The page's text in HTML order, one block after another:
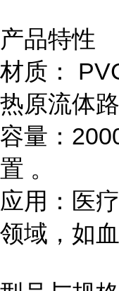
产品特性
材质：
热原流体路
容量：
置 。
应用：医
领域，如